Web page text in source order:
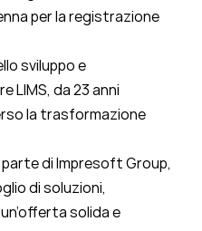
per la registrazione
sviluppo e
LIMS, da 23 anni
la trasformazione
di Impresoft Group,
di soluzioni,
solida e